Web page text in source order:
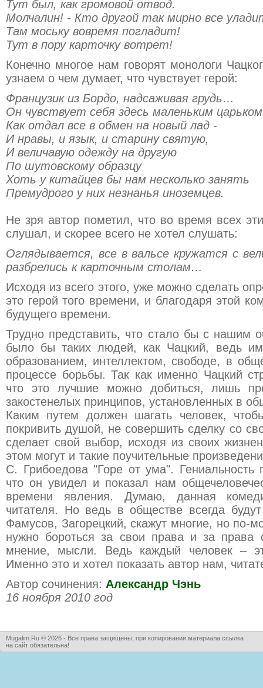
Тут был, как громовой отвод.
Молчалин! - Кто другой так мирно все
Там моську вовремя погладит!
Тут в пору карточку вотрет!
Конечно многое нам говорят монологи
узнаем о чем думает, что чувствует герой:
Французик из Бордо, надсаживая грудь…
Он чувствует себя здесь маленьким
Как отдал все в обмен на новый лад -
И нравы, и язык, и старину святую,
И величавую одежду на другую
По шутовскому образцу
Хоть у китайцев бы нам несколько занять
Премудрого у них незнанья иноземцев.
Не зря автор пометил, что во время всех
слушал, и скорее всего не хотел слушать:
Оглядывается, все в вальсе кружатся с
разбрелись к карточным столам…
Исходя из всего этого, уже можно сделать
это герой того времени, и благодаря этой
будущего времени.
Трудно представить, что стало бы с нашим
было бы таких людей, как Чацкий, ведь
образованием, интеллектом, свободе, в
процессе борьбы. Так как именно Чацкий
что это лучшие можно добиться, лишь
закостенелых принципов, установленных в
Каким путем должен шагать человек,
покривить душой, не совершить сделку со
сделает свой выбор, исходя из своих
этом могут и такие поучительные
С. Грибоедова "Горе от ума". Гениальность
что он увидел и показал нам
времени явления. Думаю, данная
читателя. Но ведь в обществе всегда
Фамусов, Загорецкий, скажут многие, но по-
нужно бороться за свои права и за права
мнение, мысли. Ведь каждый человек –
Именно это и хотел показать автор нам,
Автор сочинения: Александр Чэнь
16 ноября 2010 год
Mugalim.Ru © 2026 - Все права защищены, при копировании материала ссылка
на сайт обязательна!